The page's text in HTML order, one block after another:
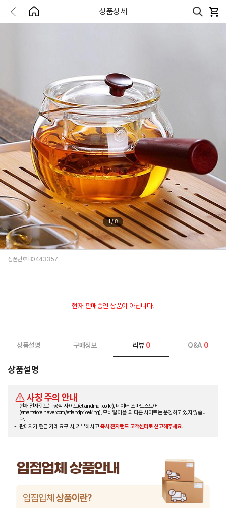
상품상세
1/8
상품번호 B0443357
현재 판매중인 상품이 아닙니다.
상품설명 구매정보 리뷰 0 Q&A 0
상품설명
사칭 주의 안내
현재 전자랜드는 공식 사이트(etlandmall.co.kr), 네이버 스마트스토어
(smartstore.naver.com/etlandpriceking), 모바일 어플 외 다른 사이트는 운영하고 있지 않습니
다.
판매자가 현금 거래 요구 시, 거부하시고즉시 전자랜드 고객센터로 신고해주세요.